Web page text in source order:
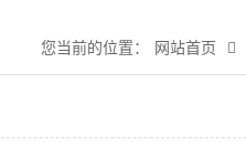
您当前的位置： 网站首页